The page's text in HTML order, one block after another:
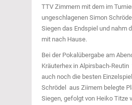
TTV Zimmern mit dem im
ungeschlagenen Simon
Siegen das Endspiel und nahm
mit nach Hause.
Bei der Pokalübergabe am
Kräuterhex in Alpirsbach-
auch noch die besten
Schrödel aus Ziimern belegte
Siegen, gefolgt von Heiko Titze